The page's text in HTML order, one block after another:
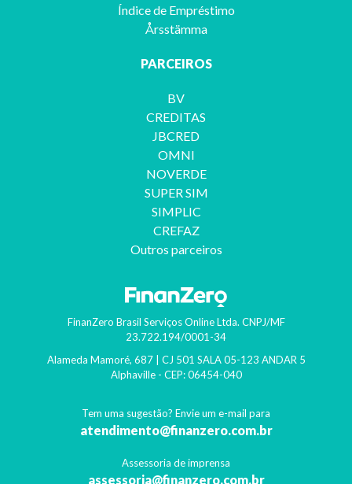
Índice de Empréstimo
Årsstämma
PARCEIROS
BV
CREDITAS
JBCRED
OMNI
NOVERDE
SUPER SIM
SIMPLIC
CREFAZ
Outros parceiros
FinanZero Brasil Serviços Online Ltda. CNPJ/MF
23.722.194/0001-34
Alameda Mamoré, 687 | CJ 501 SALA 05-123 ANDAR 5
Alphaville- CEP: 06454-040
Tem uma sugestão? Envie um e-mail para
atendimento@finanzero.com.br
Assessoria de imprensa
assessoria@finanzero.com.br